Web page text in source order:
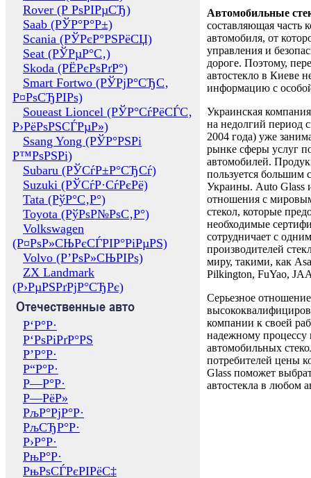
Rover (Р РѕРІРµСЂ)
Saab (РЎР°Р°Р±)
Scania (РЎРєР°РЅРёСЏ)
Seat (РЎРµР°С‚)
Skoda (РЁРєРѕРґР°)
Smart Fortwo (РЎРјР°СЂС‚
Р¤РѕСЂРІРѕ)
Soueast Lioncel (РЎР°СѓРёСЃС‚
Р›РёРѕРЅСЃРµР»)
Ssang Yong (РЎР°РЅРі
Р™РѕРЅРі)
Subaru (РЎСѓР±Р°СЂСѓ)
Suzuki (РЎСѓР·СѓРєРё)
Tata (РўР°С‚Р°)
Toyota (РўРѕР№РѕС‚Р°)
Volkswagen
(Р¤РѕР»СЊРєСЃРІР°РіРµРЅ)
Volvo (Р’РѕР»СЊРІРѕ)
ZX Landmark
(Р›РµРЅРґРјР°СЂРє)
Отечественные авто
Р‘Р°Р·
Р‘РѕРіРґР°РЅ
Р’Р°Р·
Р“Р°Р·
Р—Р°Р·
Р—РёР»
РљР°РјР°Р·
РљСЂР°Р·
Р›Р°Р·
РњР°Р·
РњРѕСЃРєРІРёС‡
Автомобильные
составляющая часть
автомобиля, от
управления и
дороге. Поэтому,
автостекло в Киеве
информацию с
Украинская
на недолгий период
2004 года) уже
рынке сферы услуг
автомобилей.
пользуется большим
Украины. Auto Glass
отношения с
стекол, которые
необходимые
сотрудничает с
производителей
миру, такими, как
Pilkington, FuYao,
Серьезное отношение
компании к своей
надежному процессу
автомобильных
потребителей цены
Glass поможет
автостекла в любом